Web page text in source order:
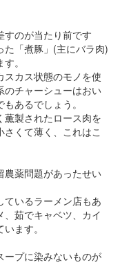
すのが当たり前です
た「煮豚」(主にバラ肉)
。
カス状態のモノを使
のチャーシューはおい
あるでしょう。
薫製されたロース肉を
くて薄く、これはこ
農薬問題があったせい
いるラーメン店もあ
茹でキャベツ、カイ
ます。
ープに染みないものが